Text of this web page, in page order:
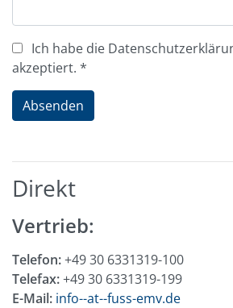
Ich habe die
akzeptiert. *
Absenden
Direkt
Vertrieb:
Telefon:+49 30 6331319-100
Telefax:+49 30 6331319-199
E-Mail: info--at--fuss-emv.de